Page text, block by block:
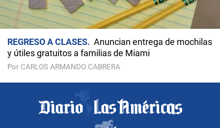
REGRESO A CLASES
Anuncian entrega de mochilas
y útiles gratuitos a familias de Miami
Por CARLOS ARMANDO CABRERA